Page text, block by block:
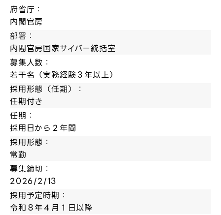
府省庁：
内閣官房
部署：
内閣官房国家サイバー統括室
募集人数：
若干名（実務経験３年以上）
採用形態（任期）：
任期付き
任期：
採用日から２年間
採用形態：
常勤
募集締切：
2026/2/13
採用予定時期：
令和８年４月１日以降